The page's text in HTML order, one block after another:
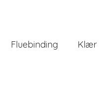
Fluebinding Klær